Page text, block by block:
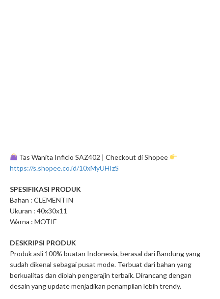
Tas Wanita Inficlo SAZ402 | Checkout di Shopee
https://s.shopee.co.id/10xMyUHIzS
SPESIFIKASI PRODUK
Bahan : CLEMENTIN
Ukuran : 40x30x11
Warna : MOTIF
DESKRIPSI PRODUK
Produk asli 100% buatan Indonesia, berasal dari Bandung yang
sudah dikenal sebagai pusat mode. Terbuat dari bahan yang
berkualitas dan diolah pengerajin terbaik. Dirancang dengan
desain yang update menjadikan penampilan lebih trendy.